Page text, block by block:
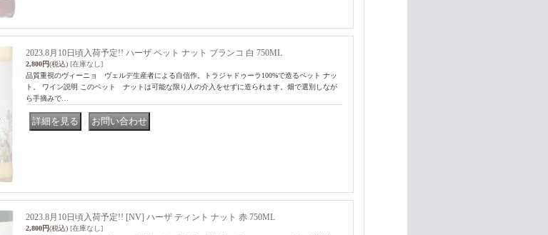
2023.8月10日頃入荷予定!! ハーザ ペット ナット ブランコ 白 750ML
2,800円(税込) [在庫なし]
品質重視のヴィーニョ ヴェルデ生産者による自信作。トラジャドゥーラ100%で造るペット ナッ
ト。 ワイン説明 このペット ナットは可能な限り人の介入をせずに造られます。畑で選別しなが
ら手摘みで…
2023.8月10日頃入荷予定!! [NV] ハーザ ティント ナット 赤 750ML
2,800円(税込) [在庫なし]